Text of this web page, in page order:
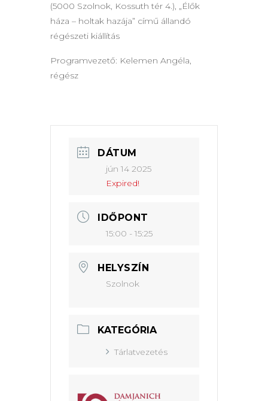
(5000 Szolnok, Kossuth tér 4.), „Élők
háza – holtak hazája” című állandó
régészeti kiállítás
Programvezető: Kelemen Angéla,
régész
DÁTUM
jún 14 2025
Expired!
IDŐPONT
15:00 - 15:25
HELYSZÍN
Szolnok
KATEGÓRIA
Tárlatvezetés